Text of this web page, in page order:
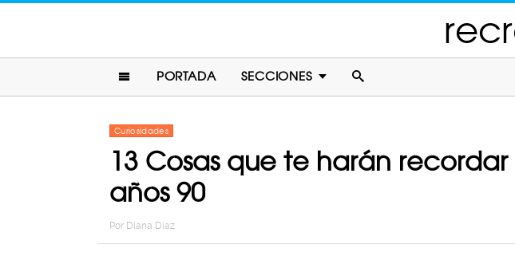
PORTADA SECCIONES
Curiosidades
13 Cosas que te harán
años 90
Por Diana Diaz